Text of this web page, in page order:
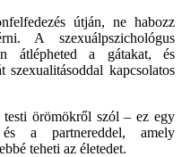
útján, ne habozz
A szexuálpszichológus
átlépheted a gátakat, és
kapcsolatos
testi örömökről szól – ez egy
és a partnereddel, amely
teheti az életedet.